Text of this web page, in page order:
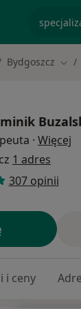
Bydgoszcz
· Więcej
1 adres
307 opinii
i ceny